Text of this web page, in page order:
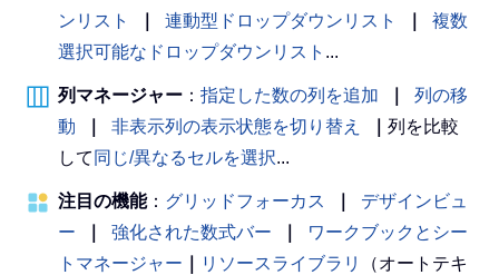
ンリスト
連動型ドロップダウンリスト
複数
選択可能なドロップダウンリスト ...
列マネージャー ： 指定した数の列を追加
列の移
動
非表示列の表示状態を切り替え
列を比較
して 同じ/異なるセルを選択...
注目の機能： グリッドフォーカス
デザインビュ
ー
強化された数式バー
ワークブックとシー
トマネージャー
リソースライブラリ
（オートテキ